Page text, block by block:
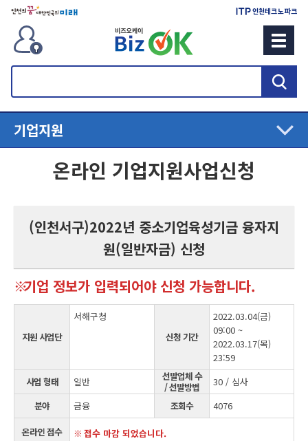
검
기업지원
온라인 기업지원사업신청
(인천서구)2022년 중소기업육성기금 융자지
원(일반자금) 신청
기업 정보가 입력되어야 신청 가능합니다.
지원 사업단
서해구청
신청 기간
2022.03.04(금)
09:00 ~
2022.03.17(목)
23:59
사업 형태
일반
선발업체 수
/ 선발방법
30 / 심사
분야
금융 조회수
4076
온라인 접수
접수 마감 되었습니다.